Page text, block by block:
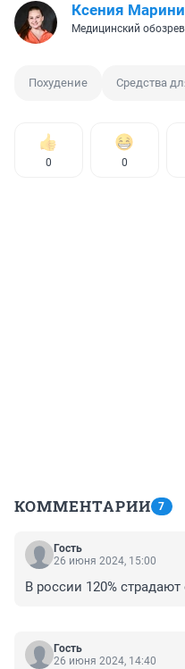
Ксения
Медицинский
Похудение Средства
0 0
КОММЕНТАРИИ 7
Гость
26 июня 2024, 15:00
В россии 120%
Гость
26 июня 2024, 14:40